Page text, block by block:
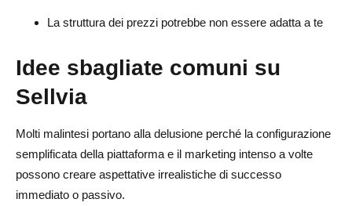
La struttura dei prezzi potrebbe non essere adatta a te
Idee sbagliate comuni su
Sellvia
Molti malintesi portano alla delusione perché la configurazione
semplificata della piattaforma e il marketing intenso a volte
possono creare aspettative irrealistiche di successo
immediato o passivo.